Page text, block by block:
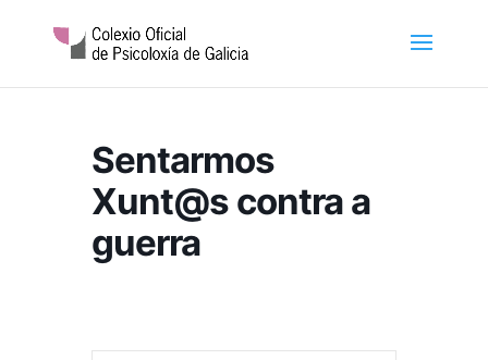
Sentarmos
Xunt@s contra a
guerra